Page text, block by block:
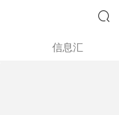

信息汇